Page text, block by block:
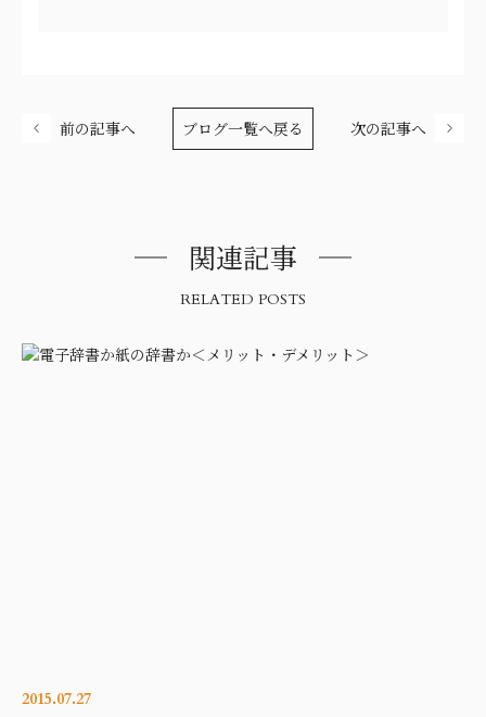
前の記事へ ブログ一覧へ戻る 次の記事へ
関連記事
RELATED POSTS
2015.07.27